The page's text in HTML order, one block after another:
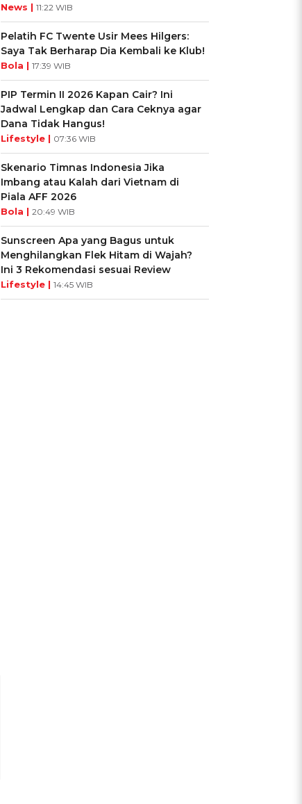
News | 11:22 WIB
Pelatih FC Twente Usir Mees Hilgers:
Saya Tak Berharap Dia Kembali ke Klub!
Bola | 17:39 WIB
PIP Termin II 2026 Kapan Cair? Ini
Jadwal Lengkap dan Cara Ceknya agar
Dana Tidak Hangus!
Lifestyle | 07:36 WIB
Skenario Timnas Indonesia Jika
Imbang atau Kalah dari Vietnam di
Piala AFF 2026
Bola | 20:49 WIB
Sunscreen Apa yang Bagus untuk
Menghilangkan Flek Hitam di Wajah?
Ini 3 Rekomendasi sesuai Review
Lifestyle | 14:45 WIB